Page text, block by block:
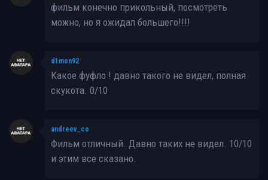
фильм конечно прикольный, посмотреть
можно, но я ожидал большего!!!!
d1mon92
Какое фуфло ! давно такого не видел, полная
скукота. 0/10
andreev_co
Фильм отличный. Давно таких не видел. 10/10
и этим все сказано.